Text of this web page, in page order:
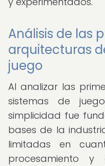
Análisis de las
arquitecturas
juego
Al analizar las
sistemas de
simplicidad fue
bases de la
limitadas en
procesamiento y